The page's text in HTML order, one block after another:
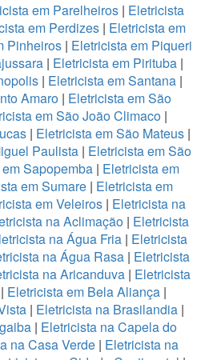
em Parelheiros| Eletricista
em Perdizes | Eletricista em
Pinheiros| Eletricista em Piqueri
| Eletricista em Pirituba |
| Eletricista em Santana|
Amaro | Eletricista em São
em São João Climaco |
| Eletricista em São Mateus |
Paulista | Eletricista em São
Sapopemba | Eletricista em
em Sumare | Eletricista em
em Veleiros| Eletricista na
na Aclimação| Eletricista
na Água Fria | Eletricista
na Água Rasa | Eletricista
na Aricanduva| Eletricista
| Eletricista em Bela Aliança |
| Eletricista na Brasilandia |
| Eletricista na Capela do
na Casa Verde | Eletricista na